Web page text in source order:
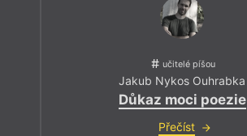
učitelé píšou
Jakub Nykos Ouhrabka
Důkaz moci poezie
Přečíst